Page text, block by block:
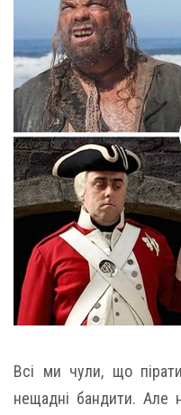
Всі ми чули, що
нещадні бандити. Але